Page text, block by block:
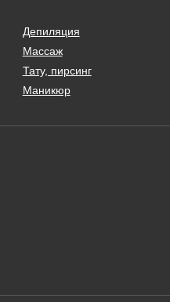
Депиляция
Массаж
Тату, пирсинг
Маникюр